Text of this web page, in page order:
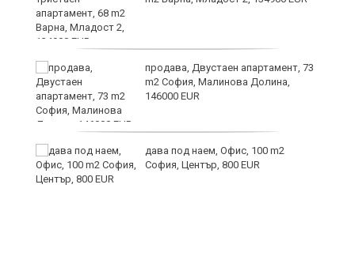
продава, Двустаен апартамент, 73
m2 София, Малинова Долина,
146000 EUR
дава под наем, Офис, 100 m2
София, Център, 800 EUR